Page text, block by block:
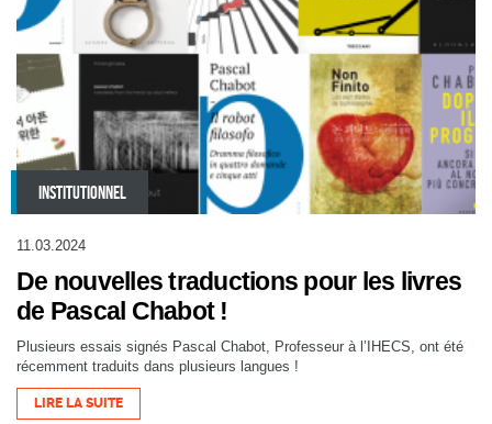
INSTITUTIONNEL
11.03.2024
De nouvelles traductions pour les livres
de Pascal Chabot !
Plusieurs essais signés Pascal Chabot, Professeur à l’IHECS, ont été
récemment traduits dans plusieurs langues !
LIRE LA SUITE